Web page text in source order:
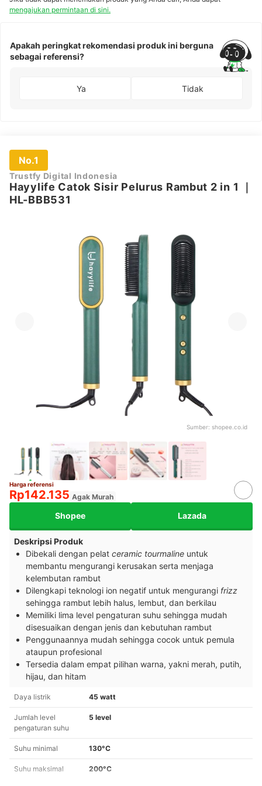
mengajukan permintaan di sini.
Apakah peringkat rekomendasi produk ini berguna
sebagai referensi?
Ya Tidak
No.1
Trustfy Digital Indonesia
Hayylife Catok Sisir Pelurus Rambut 2 in 1
HL-BBB531
Sumber: shopee.co.id
Harga referensi
Rp142.135 Agak Murah
Shopee Lazada
Deskripsi Produk
Dibekali dengan pelat ceramic tourmaline untuk
membantu mengurangi kerusakan serta menjaga
kelembutan rambut
Dilengkapi teknologi ion negatif untuk mengurangi frizz
sehingga rambut lebih halus, lembut, dan berkilau
Memiliki lima level pengaturan suhu sehingga mudah
disesuaikan dengan jenis dan kebutuhan rambut
Penggunaannya mudah sehingga cocok untuk pemula
ataupun profesional
Tersedia dalam empat pilihan warna, yakni merah, putih,
hijau, dan hitam
Daya listrik 45 watt
Jumlah level
pengaturan suhu
5 level
Suhu minimal 130°C
Suhu maksimal 200°C